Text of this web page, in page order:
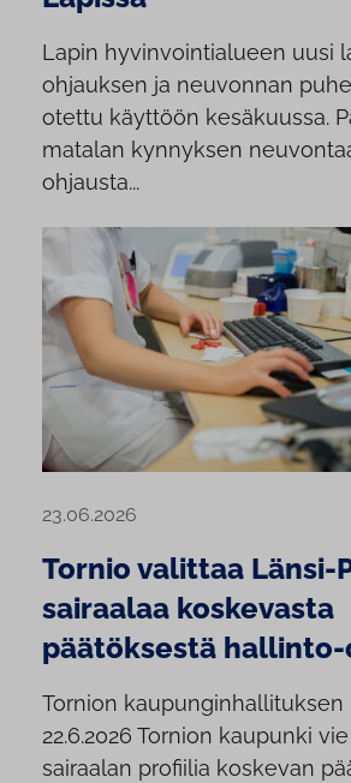
Lapin hyvinvointialueen uusi
ohjauksen ja neuvonnan
otettu käyttöön kesäkuussa.
matalan kynnyksen
ohjausta...
23.06.2026
Tornio valittaa Länsi-
sairaalaa koskevasta
päätöksestä
Tornion
22.6.2026 Tornion kaupunki
sairaalan profiilia koskevan